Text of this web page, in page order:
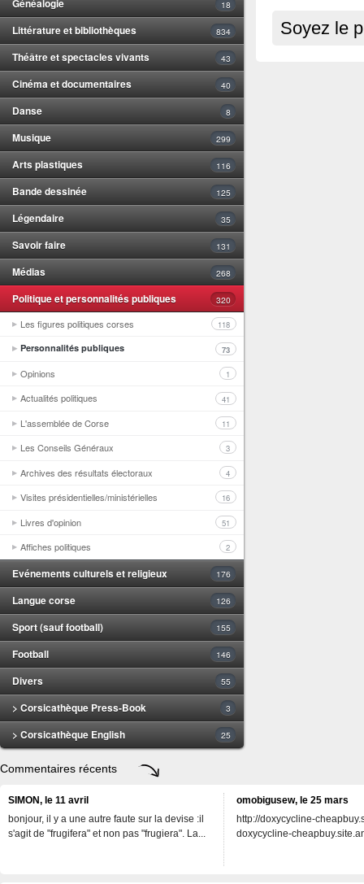
Généalogie 18
Littérature et bibliothèques 834
Théâtre et spectacles vivants 43
Cinéma et documentaires 40
Danse 8
Musique 299
Arts plastiques 116
Bande dessinée 125
Légendaire 35
Savoir faire 131
Médias 268
Politique et personnalités publiques 320
Les figures politiques corses 118
Personnalités publiques 73
Opinions 1
Actualités politiques 41
L'assemblée de Corse 11
Les Conseils Généraux 3
Archives des résultats électoraux 4
Visites présidentielles/ministérielles 16
Livres d'opinion 51
Affiches politiques 2
Evénements culturels et religieux 176
Langue corse 126
Sport (sauf football) 155
Football 146
Divers 55
> Corsicathèque Press-Book 3
> Corsicathèque English 25
Soyez le
Commentaires récents
SIMON, le 11 avril
bonjour, il y a une autre faute sur la devise :il
s'agit de "frugifera" et non pas "frugiera". La...
omobigusew, le 25 mars
http://doxycycline-
doxycycline-